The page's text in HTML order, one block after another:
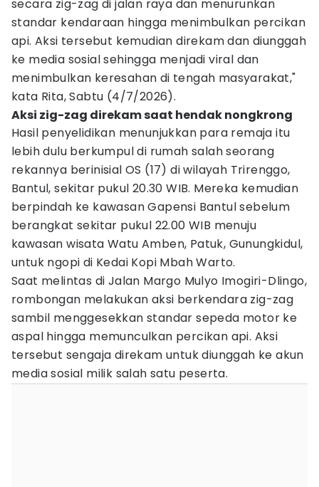
secara zig-zag di jalan raya dan menurunkan
standar kendaraan hingga menimbulkan percikan
api. Aksi tersebut kemudian direkam dan diunggah
ke media sosial sehingga menjadi viral dan
menimbulkan keresahan di tengah masyarakat,"
kata Rita, Sabtu (4/7/2026).
Aksi zig-zag direkam saat hendak nongkrong
Hasil penyelidikan menunjukkan para remaja itu
lebih dulu berkumpul di rumah salah seorang
rekannya berinisial OS (17) di wilayah Trirenggo,
Bantul, sekitar pukul 20.30 WIB. Mereka kemudian
berpindah ke kawasan Gapensi Bantul sebelum
berangkat sekitar pukul 22.00 WIB menuju
kawasan wisata Watu Amben, Patuk, Gunungkidul,
untuk ngopi di Kedai Kopi Mbah Warto.
Saat melintas di Jalan Margo Mulyo Imogiri-Dlingo,
rombongan melakukan aksi berkendara zig-zag
sambil menggesekkan standar sepeda motor ke
aspal hingga memunculkan percikan api. Aksi
tersebut sengaja direkam untuk diunggah ke akun
media sosial milik salah satu peserta.